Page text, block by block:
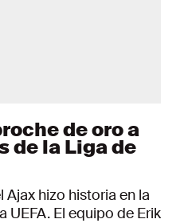
de oro a
de la Liga de
Ajax hizo historia en la
UEFA. El equipo de Erik